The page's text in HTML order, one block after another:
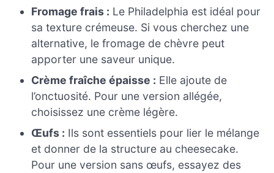
Fromage frais : Le Philadelphia est idéal pour
sa texture crémeuse. Si vous cherchez une
alternative, le fromage de chèvre peut
apporter une saveur unique.
Crème fraîche épaisse : Elle ajoute de
l’onctuosité. Pour une version allégée,
choisissez une crème légère.
Œufs : Ils sont essentiels pour lier le mélange
et donner de la structure au cheesecake.
Pour une version sans œufs, essayez des